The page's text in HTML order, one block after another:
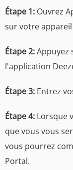
Étape 1: Ouvrez
sur votre
Étape 2:Appuyez
l'application
Étape 3: Entrez
Étape 4: Lorsque
que vous vous
vous pourrez
Portal.